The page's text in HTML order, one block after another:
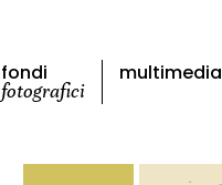
fondi
fotografici
multimedia